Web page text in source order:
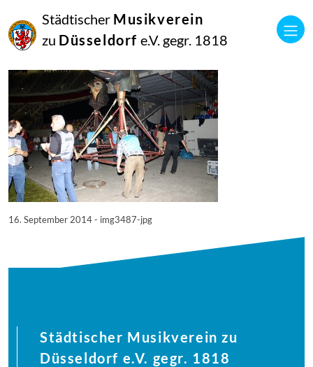
Städtischer Musikverein
zu Düsseldorf e.V. gegr. 1818
September
2014
Manfred Hill
16. September 2014 - img3487-jpg
Städtischer Musikverein zu
Düsseldorf e.V. gegr. 1818